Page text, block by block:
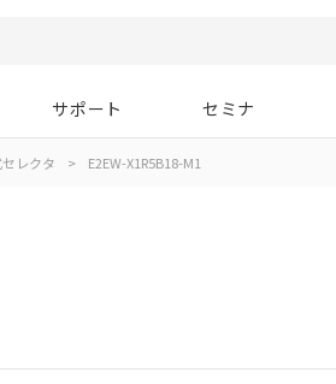
サポート セミナ
レクタ > E2EW-X1R5B18-M1